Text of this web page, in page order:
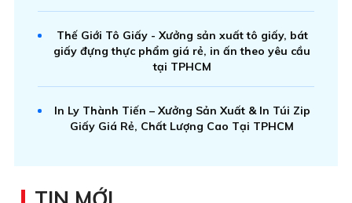
Thế Giới Tô Giấy - Xưởng sản xuất tô giấy, bát
giấy đựng thực phẩm giá rẻ, in ấn theo yêu cầu
tại TPHCM
In Ly Thành Tiến – Xưởng Sản Xuất & In Túi Zip
Giấy Giá Rẻ, Chất Lượng Cao Tại TPHCM